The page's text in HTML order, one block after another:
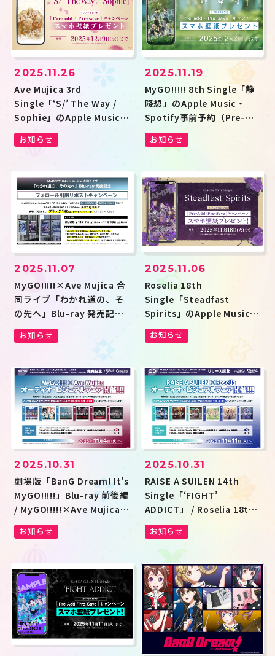
JP EN
2025.11.26
お知らせ
Ave Mujica 3rd
Single「‘S/’ The Way /
Sophie」のApple Music・
Spotify事前予約（Pre-
add / Pre-save）キャンペ
2025.11.19
お知らせ
MyGO!!!!! 8th Single「静
降想」のApple Music・
Spotify事前予約（Pre-
add / Pre-save）キャンペ
ーン開催
2025.11.07
お知らせ
MyGO!!!!!×Ave Mujica 合
同ライブ「わかれ道の、そ
の先へ」Blu-ray 発売記念
フォロー＆引用リポストキ
ャンペーン開催
2025.11.06
お知らせ
Roselia 18th
Single「Steadfast
Spirits」のApple Music・
Spotify事前予約（Pre-
add / Pre-save）キャンペ
2025.10.31
お知らせ
劇場版「BanG Dream! It's
MyGO!!!!!」Blu-ray 前後編
/ MyGO!!!!!×Ave Mujica合
同ライブ「わかれ道の、そ
の先へ」Blu-ray 発売記念
ーディオ・ビジュアルフェ
ア開催
2025.10.31
お知らせ
RAISE A SUILEN 14th
Single「‘FIGHT’
ADDICT」 / Roselia 18th
Single「Steadfast
Spirits」リリース記念
RAISE A SUILEN×Roselia
オーディオ・ビジュアルフ
ェア開催